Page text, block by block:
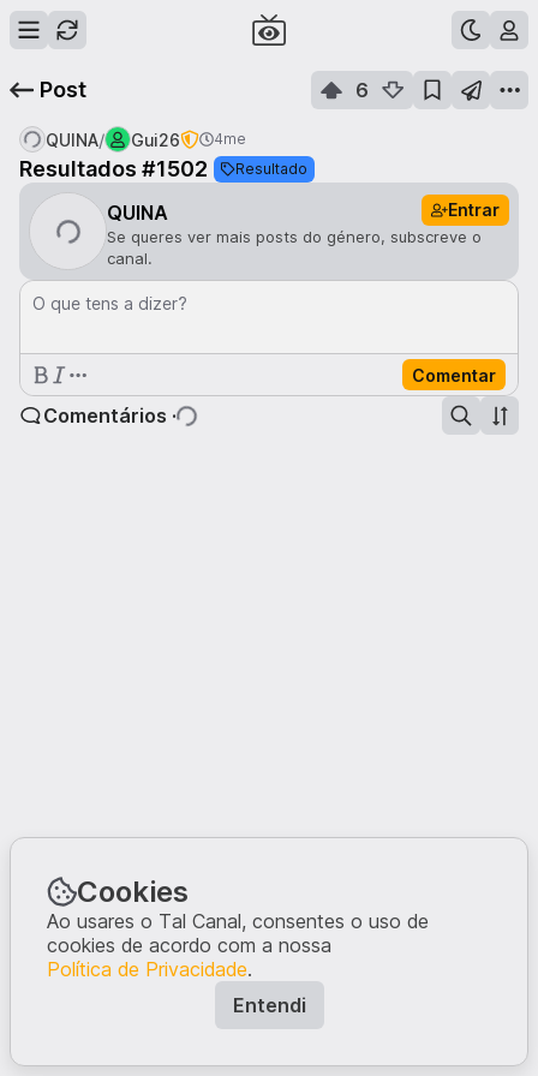
Post 6
QUINA/ Gui26 4me
Resultados #1502 Resultado
QUINA Entrar
Se queres ver mais posts do género, subscreve o
canal.
O que tens a dizer?
Comentar
Comentários ·
Cookies
Ao usares o Tal Canal, consentes o uso de
cookies de acordo com a nossa
Política de Privacidade.
Entendi